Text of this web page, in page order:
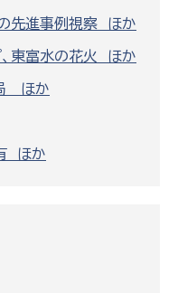
先進事例視察 ほか
、東富水の花火 ほか
ほか
ほか